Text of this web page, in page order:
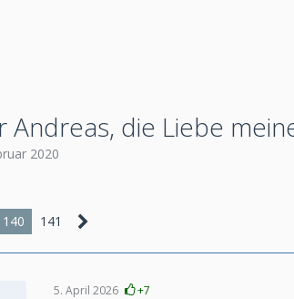
Andreas, die Liebe
2020
140 141
5. April 2026 +7